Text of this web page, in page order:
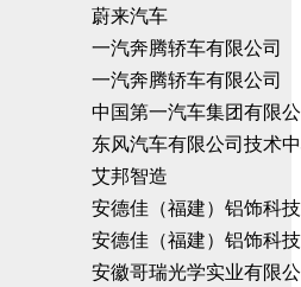
蔚来汽车
一汽奔腾轿车有限公司
一汽奔腾轿车有限公司
中国第一汽车集团有限
东风汽车有限公司技术
艾邦智造
安德佳（福建）铝饰科
安德佳（福建）铝饰科
安徽哥瑞光学实业有限